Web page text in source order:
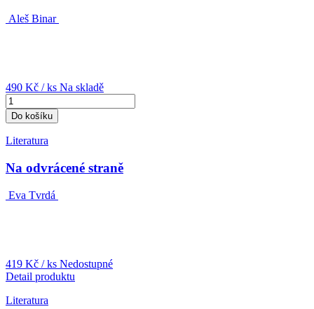
Aleš Binar
490 Kč / ks Na skladě
Do košíku
Literatura
Na odvrácené straně
Eva Tvrdá
419 Kč / ks Nedostupné
Detail produktu
Literatura